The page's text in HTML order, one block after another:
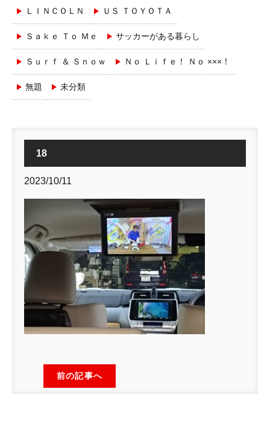
ＬＩＮＣＯＬＮ ＵＳ ＴＯＹＯＴＡ
Ｓａｋｅ Ｔｏ Ｍｅ サッカーがある暮らし
Ｓｕｒｆ ＆ Ｓｎｏｗ Ｎｏ Ｌｉｆｅ！ Ｎｏ ×××！
無題 未分類
18
2023/10/11
前の記事へ